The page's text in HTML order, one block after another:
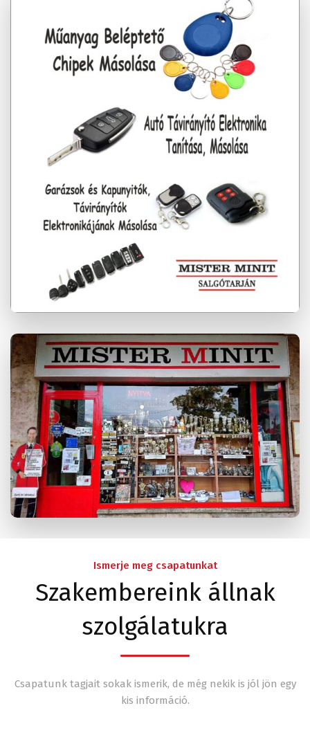
Ismerje meg csapatunkat
Szakembereink állnak
szolgálatukra
Csapatunk tagjait sokak ismerik, de még nekik is jól jön egy
kis információ.